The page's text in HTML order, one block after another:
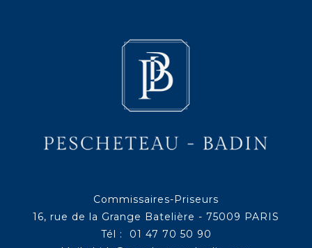
Commissaires-Priseurs
16, rue de la Grange Batelière - 75009 PARIS
Tél : 01 47 70 50 90